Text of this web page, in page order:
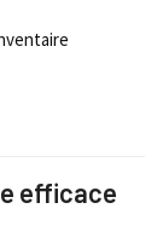
efficace